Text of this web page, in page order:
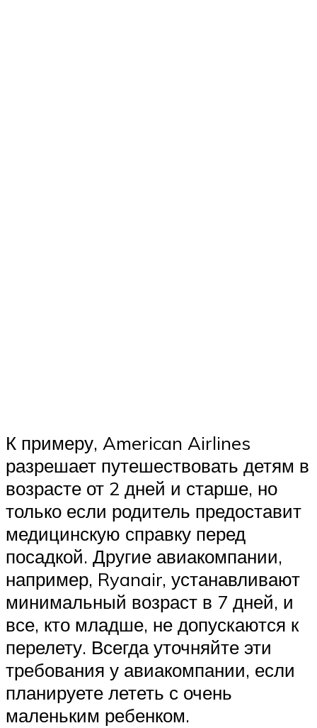
К примеру, American Airlines
разрешает путешествовать детям в
возрасте от 2 дней и старше, но
только если родитель предоставит
медицинскую справку перед
посадкой. Другие авиакомпании,
например, Ryanair, устанавливают
минимальный возраст в 7 дней, и
все, кто младше, не допускаются к
перелету. Всегда уточняйте эти
требования у авиакомпании, если
планируете лететь с очень
маленьким ребенком.